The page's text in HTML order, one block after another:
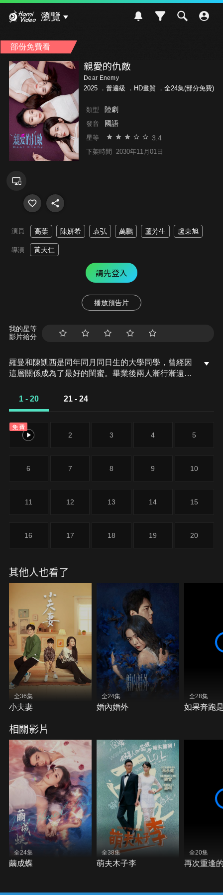
瀏覽
部份免費看
親愛的仇敵
Dear Enemy
2025 ． 普遍級 ．HD畫質 ．全24集(部分免費)
類型 陸劇
發音 國語
星等 3.4
下架時間 2030年11月01日
演員 高葉 陳妍希 袁弘 萬鵬 蘆芳生 盧東旭
導演 黃天仁
請先登入
播放預告片
我的星等
影片給分
羅曼和陳凱西是同年同月同日生的大學同學，曾經因
這層關係成為了最好的閨蜜。畢業後兩人漸行漸遠，
了家庭主婦。真真假假十年閨蜜，再見面，不希望對
平起平坐。陳凱西面對羅曼的揶揄挖苦，雖有所反
擊，但她深陷婚姻泥潭，挽回愛情與婚姻更迫在眉
1 - 20 21 - 24
免費
1 2 3 4 5
6 7 8 9 10
11 12 13 14 15
16 17 18 19 20
其他人也看了
全36集
小夫妻
全24集
婚內婚外
全28集
如果奔跑
相關影片
全24集
繭成蝶
全38集
萌夫木子李
全20集
再次重逢